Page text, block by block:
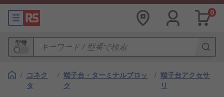
0
型番
/ コネク
タ
/ 端子台・ターミナルブロッ
ク
/ 端子台アクセサ
リ